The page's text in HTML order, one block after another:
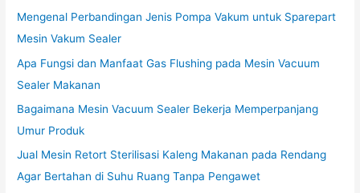
Mengenal Perbandingan Jenis Pompa Vakum untuk Sparepart
Mesin Vakum Sealer
Apa Fungsi dan Manfaat Gas Flushing pada Mesin Vacuum
Sealer Makanan
Bagaimana Mesin Vacuum Sealer Bekerja Memperpanjang
Umur Produk
Jual Mesin Retort Sterilisasi Kaleng Makanan pada Rendang
Agar Bertahan di Suhu Ruang Tanpa Pengawet